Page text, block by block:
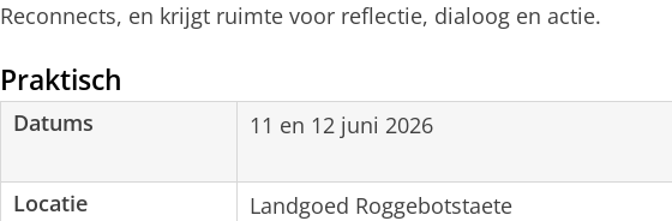
Reconnects, en krijgt ruimte voor reflectie, dialoog en actie.
Praktisch
Datums 11 en 12 juni 2026
Locatie Landgoed Roggebotstaete